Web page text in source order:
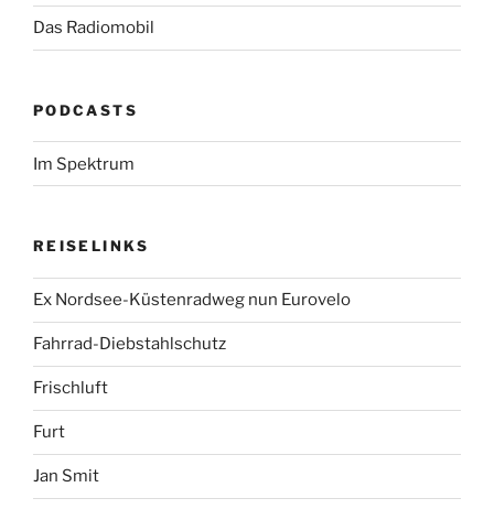
Das Radiomobil
PODCASTS
Im Spektrum
REISELINKS
Ex Nordsee-Küstenradweg nun Eurovelo
Fahrrad-Diebstahlschutz
Frischluft
Furt
Jan Smit